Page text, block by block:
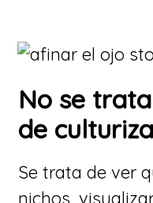
No se
de
Se trata de ver
nichos,